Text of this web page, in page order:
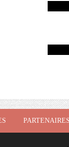
PARTENAIRES